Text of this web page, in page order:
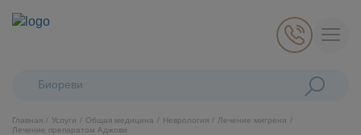
Поиск:Биоревитализа
Главная Услуги Общая медицина Неврология
Лечение мигрени
Лечение препаратом Аджови